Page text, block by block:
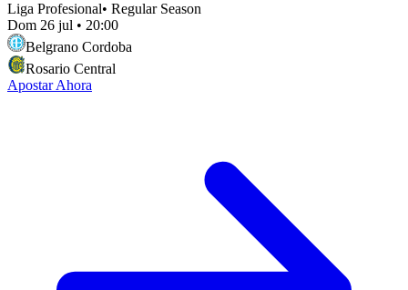
Liga Profesional• Regular Season
Dom 26 jul • 20:00
Belgrano Cordoba
Rosario Central
Apostar Ahora